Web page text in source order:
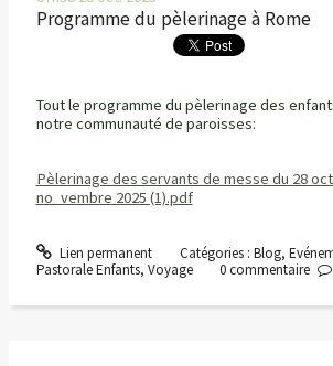
Programme du pèlerinage à Rome
Tout le programme du pèlerinage des
notre communauté de paroisses:
Pèlerinage des servants de messe du 28
no_vembre 2025 (1).pdf
Lien permanent Catégories : Blog,
Pastorale Enfants, Voyage 0commentaire